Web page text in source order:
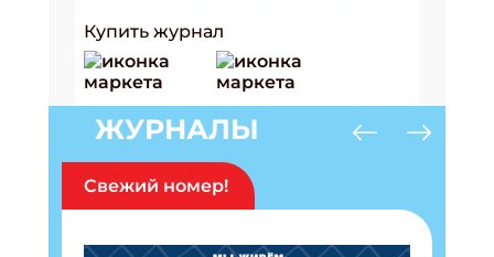
Купить журнал
ЖУРНАЛЫ
Свежий номер!